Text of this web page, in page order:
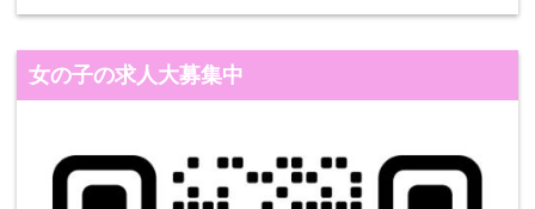
女の子の求人大募集中